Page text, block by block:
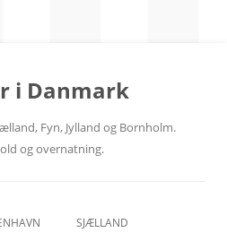
i Danmark
Fyn, Jylland og Bornholm.
og overnatning.
SJÆLLAND